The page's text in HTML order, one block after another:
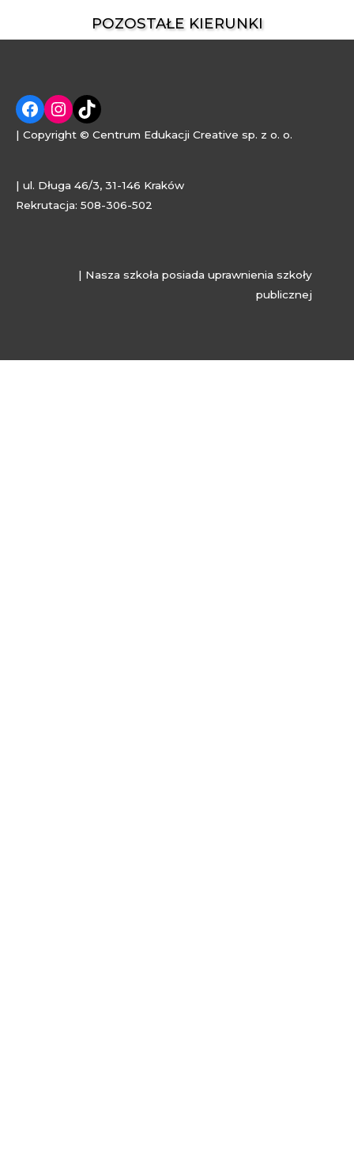
POZOSTAŁE KIERUNKI
| Copyright © Centrum Edukacji Creative sp. z o. o.
| ul. Długa 46/3, 31-146 Kraków
Rekrutacja: 508-306-502
| Nasza szkoła posiada uprawnienia szkoły
publicznej